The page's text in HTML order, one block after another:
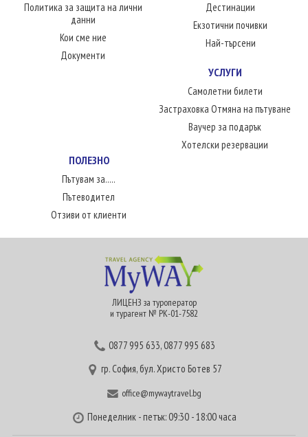
Политика за защита на лични
данни
Кои сме ние
Документи
Дестинации
Екзотични почивки
Най-търсени
УСЛУГИ
Самолетни билети
Застраховка Отмяна на пътуване
Ваучер за подарък
Хотелски резервации
ПОЛЕЗНО
Пътувам за.....
Пътеводител
Отзиви от клиенти
ЛИЦЕНЗ за туроператор
и турагент № РК-01-7582
0877 995 633,0877 995 683
гр. София, бул. Христо Ботев 57
office@mywaytravel.bg
Понеделник - петък: 09:30 - 18:00 часа